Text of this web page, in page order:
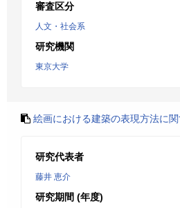
審査区分
人文・社会系
研究機関
東京大学
絵画における建築の表現方法に
研究代表者
藤井 恵介
研究期間 (年度)